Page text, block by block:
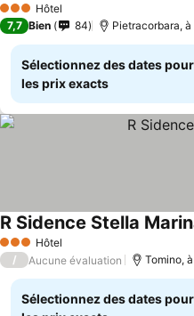
3 ÉtoilesHôtel
7,7 Bien 84 Pietracorbara,
Sélectionnez des dates
les prix exacts
3 ÉtoilesHôtel
R Sidence Stella
/ Aucune évaluation Tomino,
Sélectionnez des dates